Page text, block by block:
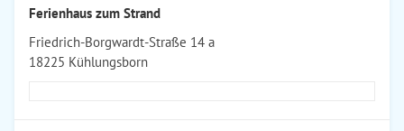
Ferienhaus zum Strand
Friedrich-Borgwardt-Straße 14 a
18225 Kühlungsborn